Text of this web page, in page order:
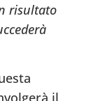
risultato
il